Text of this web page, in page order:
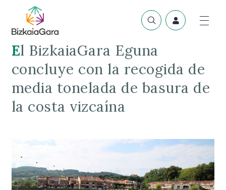
El BizkaiaGara Eguna
concluye con la recogida de
media tonelada de basura de
la costa vizcaína